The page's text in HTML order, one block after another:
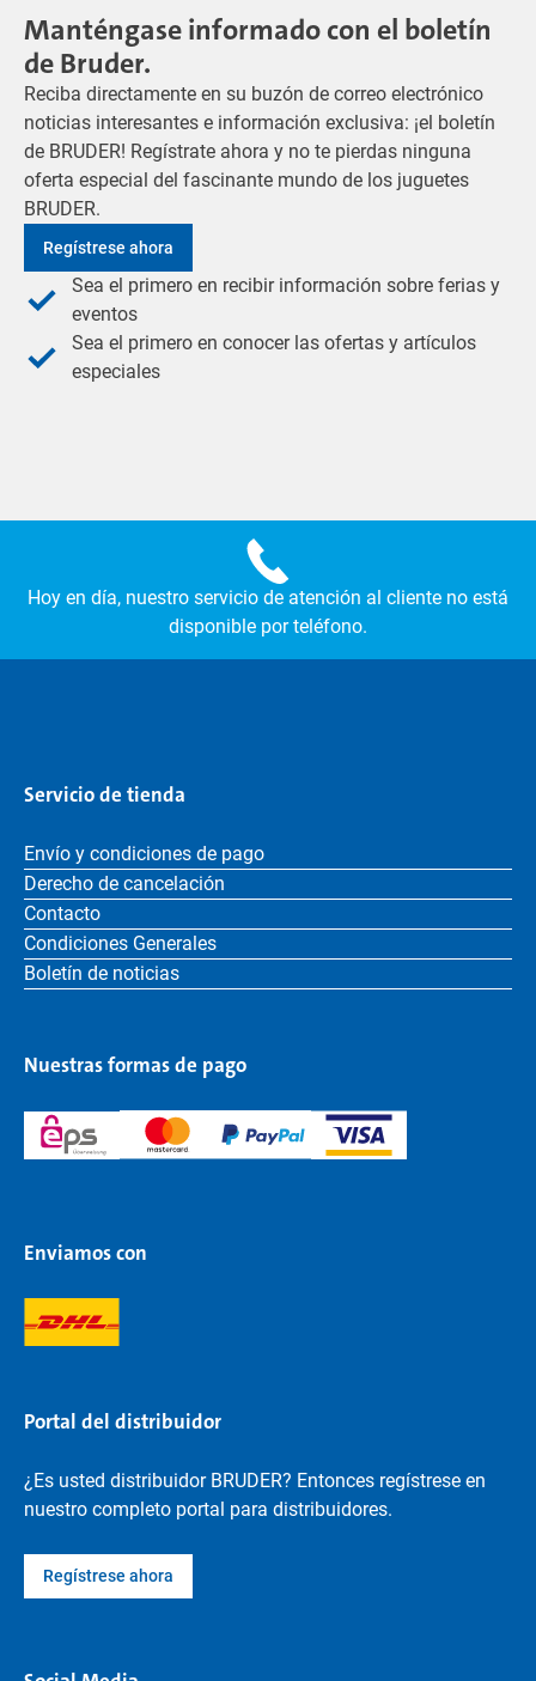
Manténgase informado con el boletín
de Bruder.
Reciba directamente en su buzón de correo electrónico
noticias interesantes e información exclusiva: ¡el boletín
de BRUDER! Regístrate ahora y no te pierdas ninguna
oferta especial del fascinante mundo de los juguetes
BRUDER.
Regístrese ahora
Sea el primero en recibir información sobre ferias y
eventos
Sea el primero en conocer las ofertas y artículos
especiales
Hoy en día, nuestro servicio de atención al cliente no está
disponible por teléfono.
Servicio de tienda
Envío y condiciones de pago
Derecho de cancelación
Contacto
Condiciones Generales
Boletín de noticias
Nuestras formas de pago
Enviamos con
Portal del distribuidor
¿Es usted distribuidor BRUDER? Entonces regístrese en
nuestro completo portal para distribuidores.
Regístrese ahora